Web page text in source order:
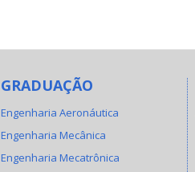
GRADUAÇÃO
Engenharia Aeronáutica
Engenharia Mecânica
Engenharia Mecatrônica